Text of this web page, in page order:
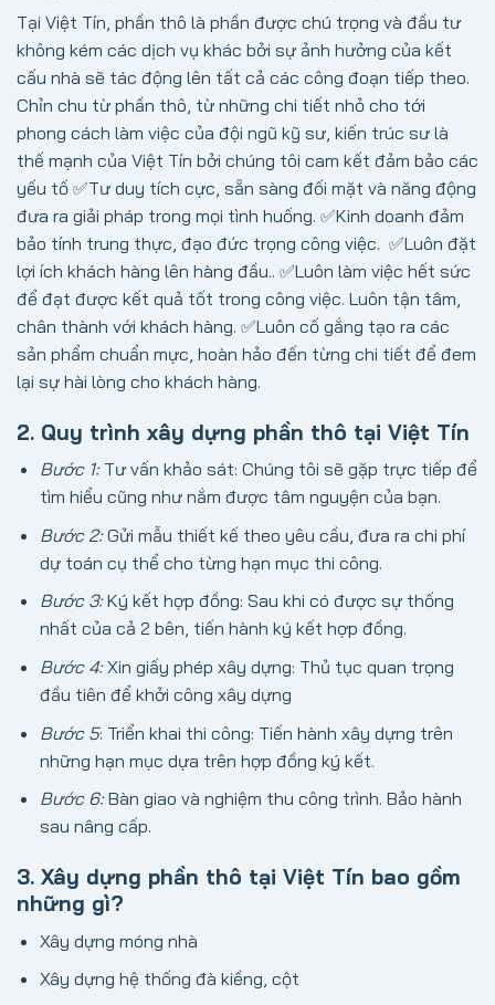
Tại Việt Tín, phần thô là phần được chú trọng và đầu tư
không kém các dịch vụ khác bởi sự ảnh hưởng của kết
cấu nhà sẽ tác động lên tất cả các công đoạn tiếp theo.
Chỉn chu từ phần thô, từ những chi tiết nhỏ cho tới
phong cách làm việc của đội ngũ kỹ sư, kiến trúc sư là
thế mạnh của Việt Tín bởi chúng tôi cam kết đảm bảo các
yếu tố ✅Tư duy tích cực, sẵn sàng đối mặt và năng động
đưa ra giải pháp trong mọi tình huống. ✅Kinh doanh đảm
bảo tính trung thực, đạo đức trọng công việc. ✅Luôn đặt
lợi ích khách hàng lên hàng đầu.. ✅Luôn làm việc hết sức
để đạt được kết quả tốt trong công việc. Luôn tận tâm,
chân thành với khách hàng. ✅Luôn cố gắng tạo ra các
sản phẩm chuẩn mực, hoàn hảo đến từng chi tiết để đem
lại sự hài lòng cho khách hàng.
2. Quy trình xây dựng phần thô tại Việt Tín
Bước 1: Tư vấn khảo sát: Chúng tôi sẽ gặp trực tiếp để
tìm hiểu cũng như nắm được tâm nguyện của bạn.
Bước 2:Gửi mẫu thiết kế theo yêu cầu, đưa ra chi phí
dự toán cụ thể cho từng hạn mục thi công.
Bước 3:Ký kết hợp đồng: Sau khi có được sự thống
nhất của cả 2 bên, tiến hành ký kết hợp đồng.
Bước 4:Xin giấy phép xây dựng: Thủ tục quan trọng
đầu tiên để khởi công xây dựng
Bước 5: Triển khai thi công: Tiến hành xây dựng trên
những hạn mục dựa trên hợp đồng ký kết.
Bước 6:Bàn giao và nghiệm thu công trình. Bảo hành
sau nâng cấp.
3. Xây dựng phần thô tại Việt Tín bao gồm
những gì?
Xây dựng móng nhà
Xây dựng hệ thống đà kiềng, cột